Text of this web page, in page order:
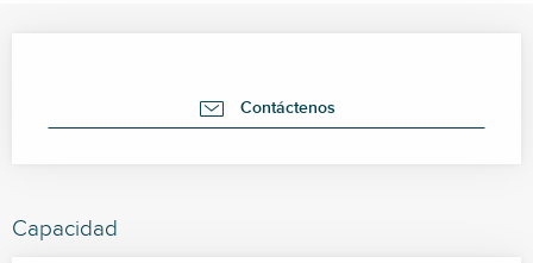
Contáctenos
Capacidad